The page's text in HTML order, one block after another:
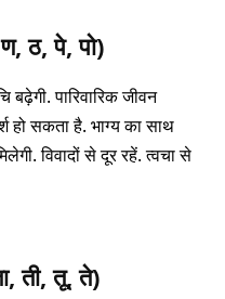
ण, ठ, पे, पो)
पारिवारिक जीवन
हो सकता है. भाग्य का साथ
विवादों से दूर रहें. त्वचा से
ती, तू, ते)